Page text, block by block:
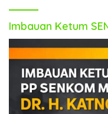
Imbauan Ketum